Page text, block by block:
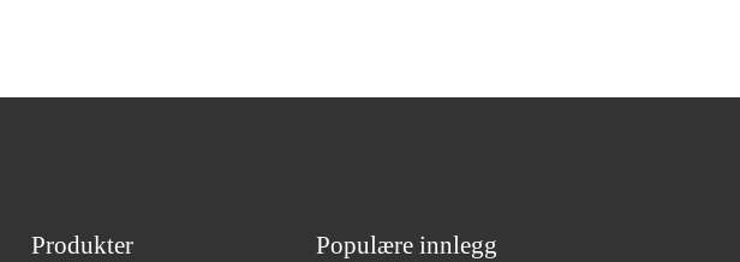
Produkter Populære innlegg